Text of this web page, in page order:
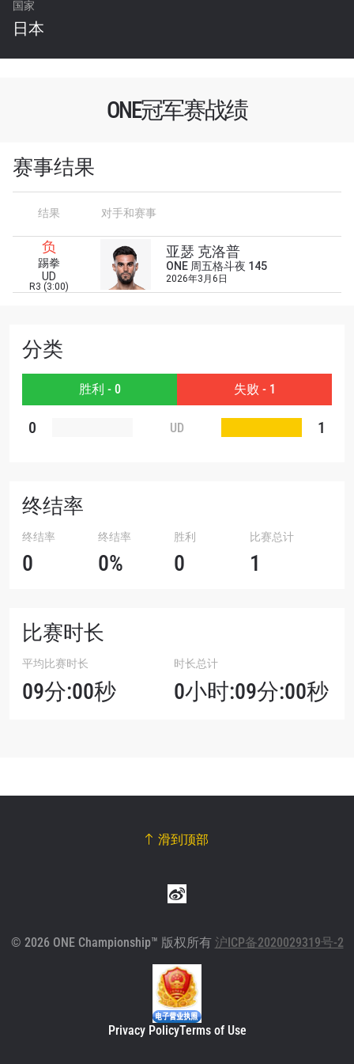
国家
日本
ONE冠军赛战绩
赛事结果
结果 对手和赛事
负
踢拳
UD
R3 (3:00)
亚瑟 克洛普
ONE 周五格斗夜 145
2026年3月6日
分类
胜利 - 0 失败 - 1
0 UD 1
终结率
终结率
0
终结率
0%
胜利
0
比赛总计
1
比赛时长
平均比赛时长
09分:00秒
时长总计
0小时:09分:00秒
滑到顶部
© 2026 ONE Championship™ 版权所有 沪ICP备2020029319号-2
Privacy PolicyTerms of Use
浏览了解更多
在任何地域观看ONE冠军赛，现在注册获得权限了
解最新资讯、解锁特别福利以及优先机遇获得直播
名字
的隐私政策，我们将收集、使用和披露您的信息。